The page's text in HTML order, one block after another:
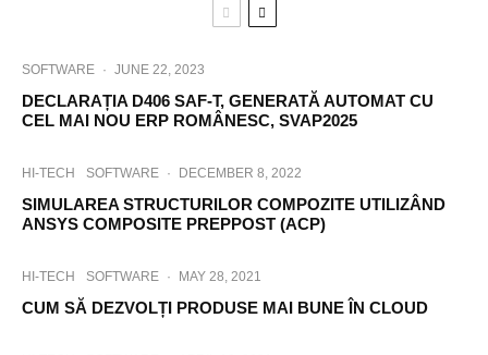
SOFTWARE · JUNE 22, 2023
DECLARAȚIA D406 SAF-T, GENERATĂ AUTOMAT CU
CEL MAI NOU ERP ROMÂNESC, SVAP2025
HI-TECH SOFTWARE · DECEMBER 8, 2022
SIMULAREA STRUCTURILOR COMPOZITE UTILIZÂND
ANSYS COMPOSITE PREPPOST (ACP)
HI-TECH SOFTWARE · MAY 28, 2021
CUM SĂ DEZVOLȚI PRODUSE MAI BUNE ÎN CLOUD